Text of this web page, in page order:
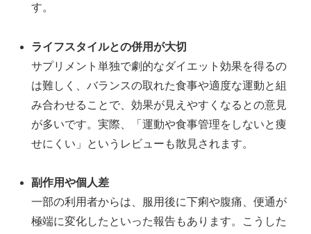
す。
ライフスタイルとの併用が大切
サプリメント単独で劇的なダイエット効果を得るの
は難しく、バランスの取れた食事や適度な運動と組
み合わせることで、効果が見えやすくなるとの意見
が多いです。実際、「運動や食事管理をしないと痩
せにくい」というレビューも散見されます。
副作用や個人差
一部の利用者からは、服用後に下痢や腹痛、便通が
極端に変化したといった報告もあります。こうした